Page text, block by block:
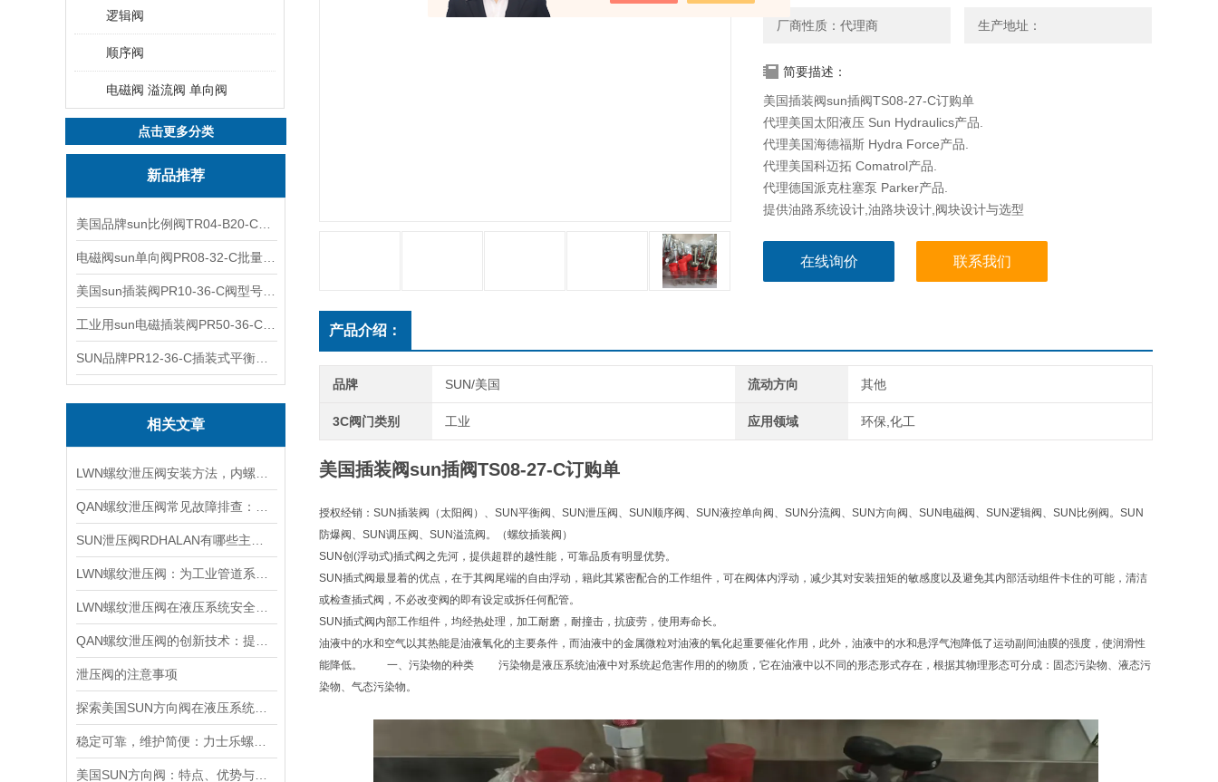
逻辑阀
顺序阀
电磁阀 溢流阀 单向阀
点击更多分类
新品推荐
相关文章
泄压阀的注意事项
厂商性质：代理商 生产地址：
简要描述：
美国插装阀sun插阀TS08-27-C订购单
代理美国太阳液压 Sun Hydraulics产品.
代理美国海德福斯 Hydra Force产品.
代理美国科迈拓 Comatrol产品.
代理德国派克柱塞泵 Parker产品.
提供油路系统设计,油路块设计,阀块设计与选型
在线询价 联系我们
产品介绍：
品牌 SUN/美国 流动方向 其他
3C阀门类别 工业 应用领域 环保,化工
美国插装阀sun插阀TS08-27-C订购单
授权经销：SUN插装阀（太阳阀）、SUN平衡阀、SUN泄压阀、SUN顺序阀、SUN液控单向阀、SUN分流阀、SUN方向阀、SUN电磁阀、SUN逻辑阀、SUN比例阀。SUN
防爆阀、SUN调压阀、SUN溢流阀。（螺纹插装阀）
SUN创(浮动式)插式阀之先河，提供超群的越性能，可靠品质有明显优势。
SUN插式阀最显着的优点，在于其阀尾端的自由浮动，籍此其紧密配合的工作组件，可在阀体内浮动，减少其对安装扭矩的敏感度以及避免其内部活动组件卡住的可能，清洁
或检查插式阀，不必改变阀的即有设定或拆任何配管。
SUN插式阀内部工作组件，均经热处理，加工耐磨，耐撞击，抗疲劳，使用寿命长。
油液中的水和空气以其热能是油液氧化的主要条件，而油液中的金属微粒对油液的氧化起重要催化作用，此外，油液中的水和悬浮气泡降低了运动副间油膜的强度，使润滑性
能降低。 一、污染物的种类 污染物是液压系统油液中对系统起危害作用的的物质，它在油液中以不同的形态形式存在，根据其物理形态可分成：固态污染物、液态污
染物、气态污染物。